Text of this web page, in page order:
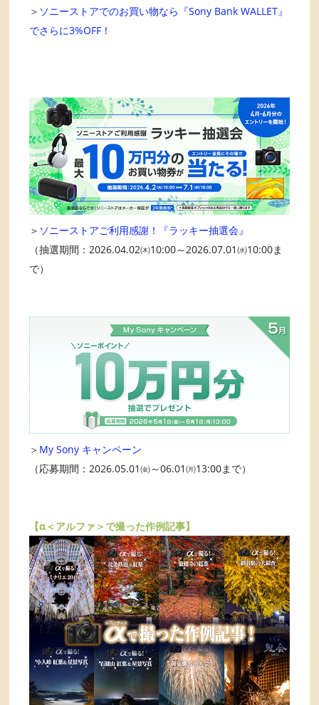
＞ ソニーストアでのお買い物なら『Sony Bank WALLET』
でさらに3%OFF！
＞ ソニーストアご利用感謝！『ラッキー抽選会』
（抽選期間：2026.04.02㈭10:00～2026.07.01㈬10:00ま
で）
＞ My Sony キャンペーン
（応募期間：2026.05.01㈮～06.01㈪13:00まで）
【α＜アルファ＞で撮った作例記事】